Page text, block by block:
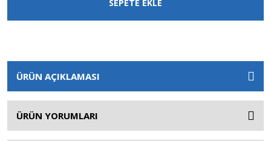
SEPETE EKLE
ÜRÜN AÇIKLAMASI
ÜRÜN YORUMLARI